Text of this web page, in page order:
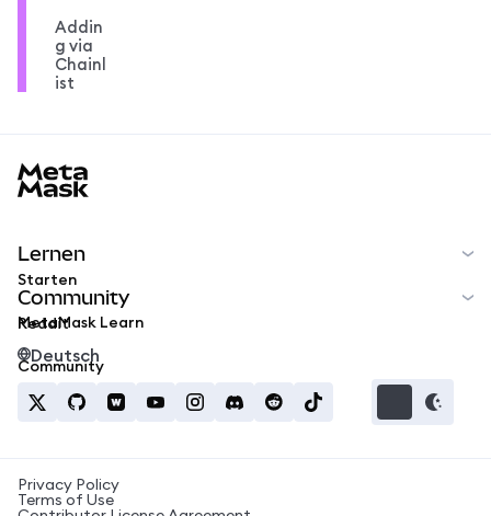
Addin
g via
Chainl
ist
Lernen
Starten
MetaMask Learn
Community
Reddit
Community
Deutsch
Privacy Policy
Terms of Use